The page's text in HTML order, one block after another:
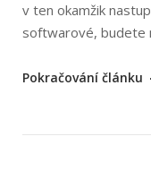
v ten okamžik
softwarové, budete
„Pravítko
Pokračování článku